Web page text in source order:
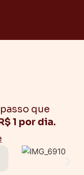
que
1 por dia.